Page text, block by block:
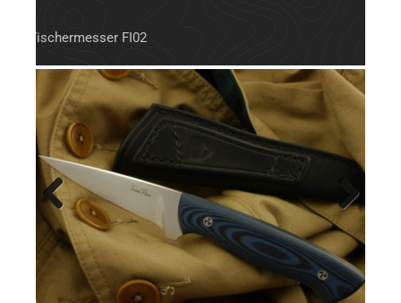
Fischermesser FI02
Previ
ous
Next